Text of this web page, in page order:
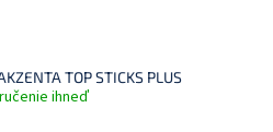
TOP STICKS PLUS
ihneď